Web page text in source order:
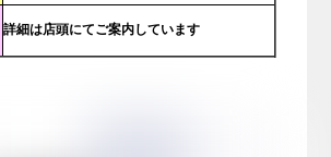
詳細は店頭にてご案内しています